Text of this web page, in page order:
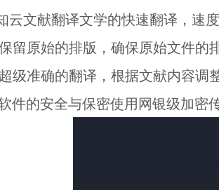
云文献翻译文学的快速翻译，速
留原始的排版，确保原始文件的
级准确的翻译，根据文献内容调
件的安全与保密使用网银级加密